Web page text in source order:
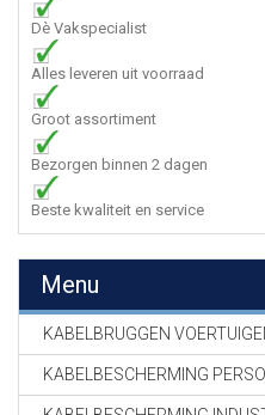
Dè Vakspecialist
Alles leveren uit voorraad
Groot assortiment
Bezorgen binnen 2 dagen
Beste kwaliteit en service
Menu
KABELBRUGGEN
KABELBESCHERMING